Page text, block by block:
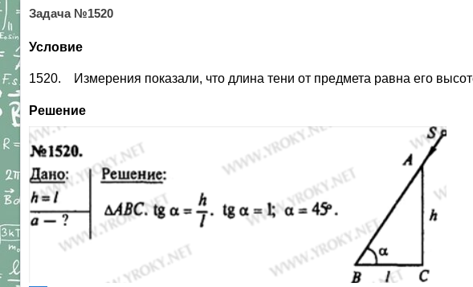
Задача №1520
Условие
1520. Измерения показали, что длина тени от предмета равна его
Решение